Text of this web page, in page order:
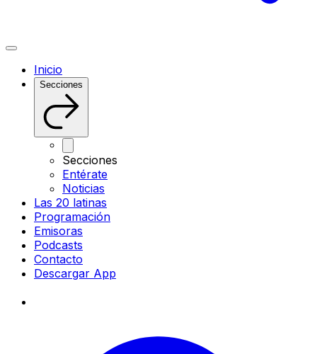
Inicio
Secciones
Secciones
Entérate
Noticias
Las 20 latinas
Programación
Emisoras
Podcasts
Contacto
Descargar App